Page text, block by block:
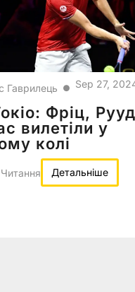
Гаврилець ● Sep 27,
Фріц,
вилетіли у
колі
Детальніше